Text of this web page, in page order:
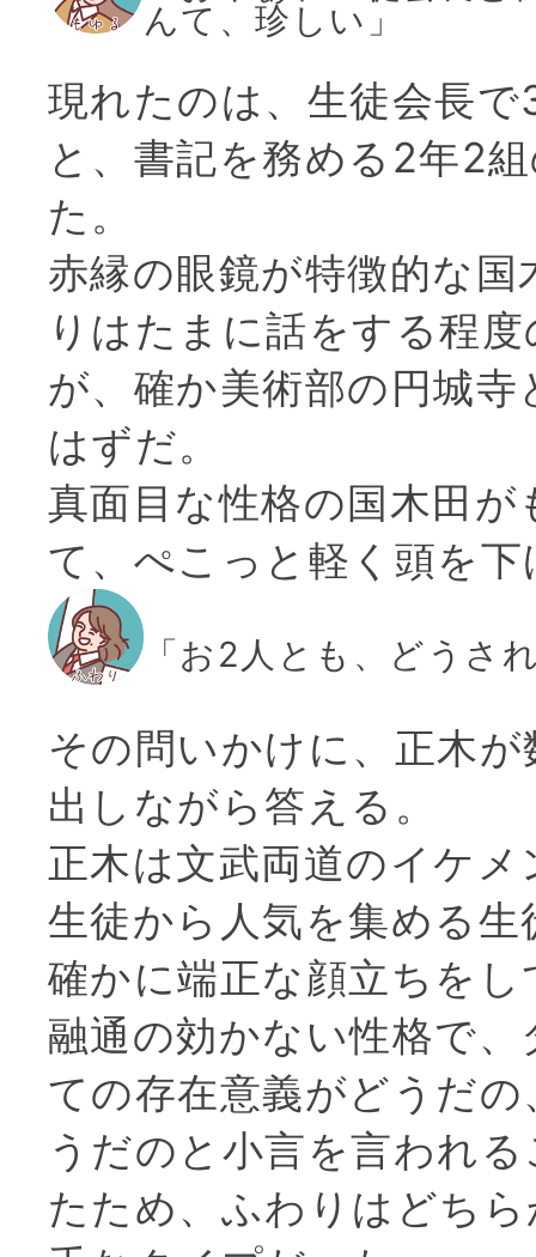
んて、珍しい」
現れたのは、生徒会長
と、書記を務める2年2
た。
赤縁の眼鏡が特徴的な
りはたまに話をする程
が、確か美術部の円城
はずだ。
真面目な性格の国木田
て、ぺこっと軽く頭を下
「お2人とも、どうさ
その問いかけに、正木
出しながら答える。
正木は文武両道のイケ
生徒から人気を集める生
確かに端正な顔立ちを
融通の効かない性格で
ての存在意義がどうだ
うだのと小言を言われ
たため、ふわりはどち